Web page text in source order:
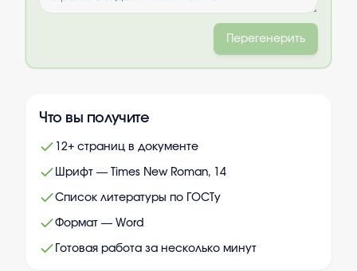
Перегенерить
Что вы получите
12+ страниц в документе
Шрифт — Times New Roman, 14
Список литературы по ГОСТу
Формат — Word
Готовая работа за несколько минут